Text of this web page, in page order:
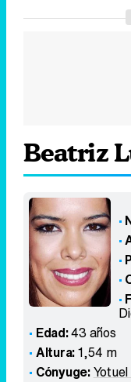
Beatriz
Edad:43 años
Altura:1,54 m
Cónyuge: